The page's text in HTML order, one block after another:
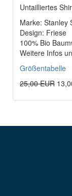
Untailliertes
Marke: Stanley
Design: Friese
100% Bio
Weitere Infos
Größentabelle
25,00 EUR